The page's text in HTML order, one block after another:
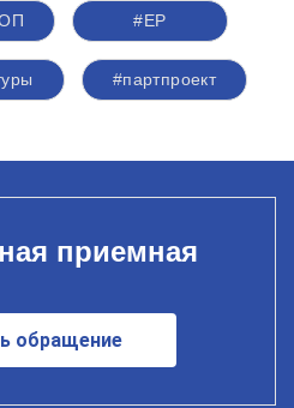
#ЕР
#партпроект
приемная
обращение